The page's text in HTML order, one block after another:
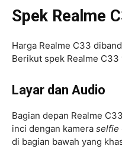
Spek Realme
Harga Realme C33
Berikut spek Realme C33
Layar dan Audio
Bagian depan Realme
inci dengan kamera selfie
di bagian bawah yang